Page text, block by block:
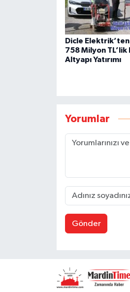
Dicle
758 Milyon TL’lik
Altyapı Yatırımı
Yorumlar
Gönder